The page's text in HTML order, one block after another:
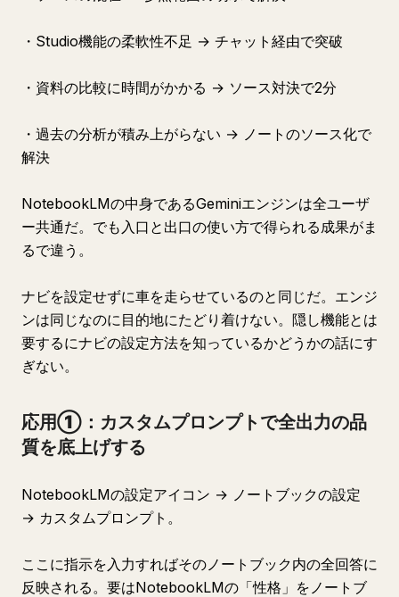
・Studio機能の柔軟性不足 → チャット経由で突破
・資料の比較に時間がかかる → ソース対決で2分
・過去の分析が積み上がらない → ノートのソース化で
解決
NotebookLMの中身であるGeminiエンジンは全ユーザ
ー共通だ。でも入口と出口の使い方で得られる成果がま
るで違う。
ナビを設定せずに車を走らせているのと同じだ。エンジ
ンは同じなのに目的地にたどり着けない。隠し機能とは
要するにナビの設定方法を知っているかどうかの話にす
ぎない。
応用①：カスタムプロンプトで全出力の品
質を底上げする
NotebookLMの設定アイコン → ノートブックの設定
→ カスタムプロンプト。
ここに指示を入力すればそのノートブック内の全回答に
反映される。要はNotebookLMの「性格」をノートブ